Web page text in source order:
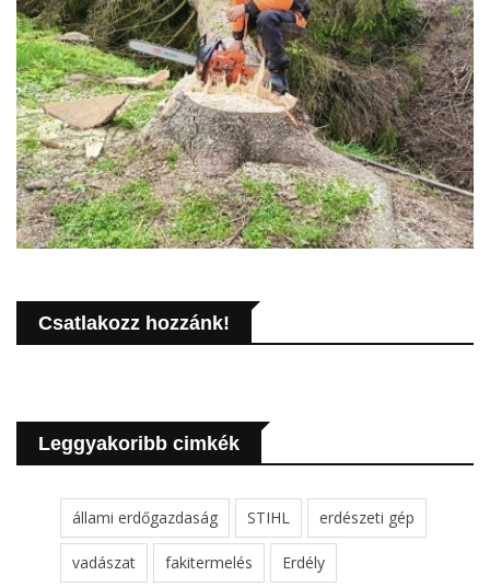
Csatlakozz hozzánk!
Leggyakoribb cimkék
állami erdőgazdaság STIHL erdészeti gép
vadászat fakitermelés Erdély